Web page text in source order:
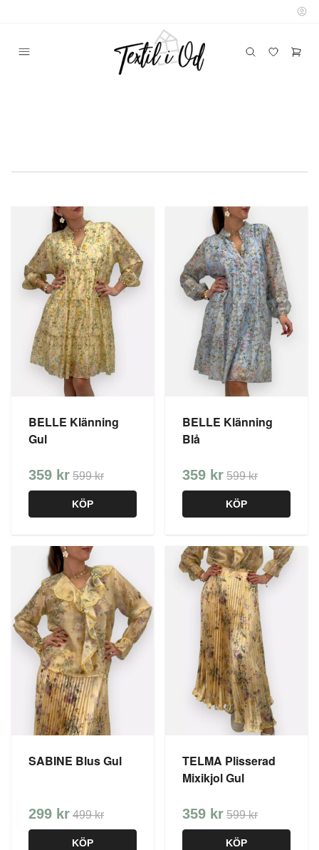
BELLE Klänning
Gul
359 kr 599 kr
KÖP
BELLE Klänning
Blå
359 kr 599 kr
KÖP
SABINE Blus Gul
299 kr 499 kr
KÖP
TELMA Plisserad
Mixikjol Gul
359 kr 599 kr
KÖP